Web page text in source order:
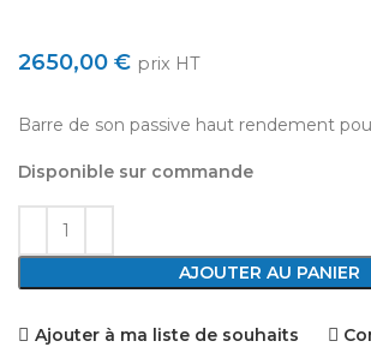
2650,00 € prix HT
Barre de son passive haut rendement
Disponible sur commande
AJOUTER AU PANIER
Ajouter à ma liste de souhaits